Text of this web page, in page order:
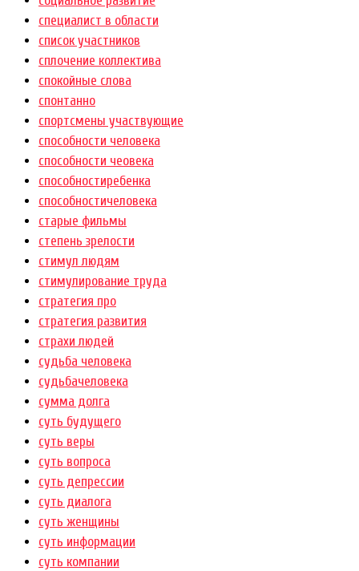
специалист в области
список участников
сплочение коллектива
спокойные слова
спонтанно
спортсмены участвующие
способности человека
способности чеовека
способностиребенка
способностичеловека
старые фильмы
степень зрелости
стимул людям
стимулирование труда
стратегия про
стратегия развития
страхи людей
судьба человека
судьбачеловека
сумма долга
суть будущего
суть веры
суть вопроса
суть депрессии
суть диалога
суть женщины
суть информации
суть компании